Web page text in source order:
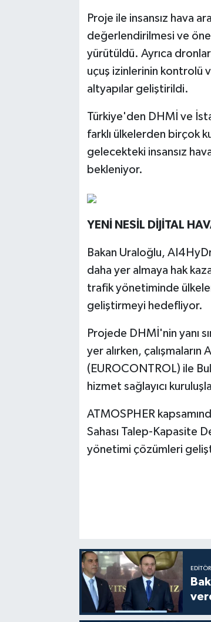
Proje ile insansız hava
değerlendirilmesi ve
yürütüldü. Ayrıca
uçuş izinlerinin kontrolü
altyapılar geliştirildi.
Türkiye'den DHMİ ve
farklı ülkelerden birçok
gelecekteki insansız
bekleniyor.
YENİ NESİL DİJİTAL
Bakan Uraloğlu,
daha yer almaya hak
trafik yönetiminde
geliştirmeyi hedefliyor.
Projede DHMİ'nin yanı
yer alırken,
(EUROCONTROL) ile
hizmet sağlayıcı
ATMOSPHER
Sahası Talep-Kapasite
yönetimi çözümleri